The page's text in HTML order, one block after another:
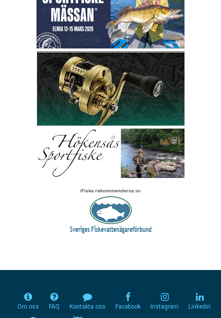
Om oss FAQ Kontakta oss Facebook Instagram Linkedin